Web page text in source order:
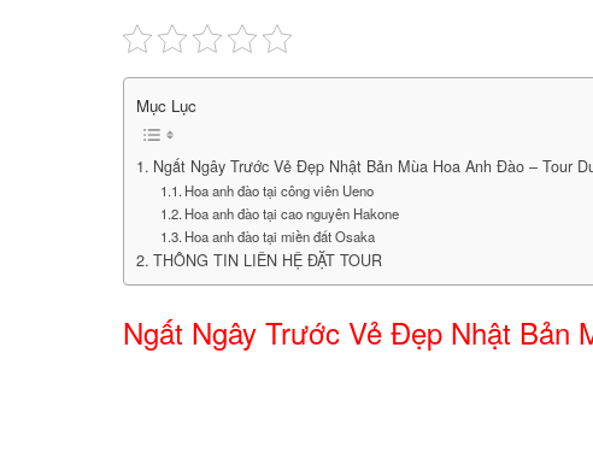
Mục Lục
Ngất Ngây Trước Vẻ Đẹp Nhật Bản Mùa Hoa Anh Đào – Tour
Hoa anh đào tại công viên Ueno
Hoa anh đào tại cao nguyên Hakone
Hoa anh đào tại miền đất Osaka
THÔNG TIN LIÊN HỆ ĐẶT TOUR
Ngất Ngây Trước Vẻ Đẹp Nhật Bản